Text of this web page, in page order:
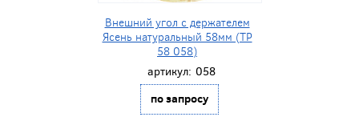
Внешний угол с держателем
Ясень натуральный 58мм (ТР
58 058)
артикул: 058
по запросу